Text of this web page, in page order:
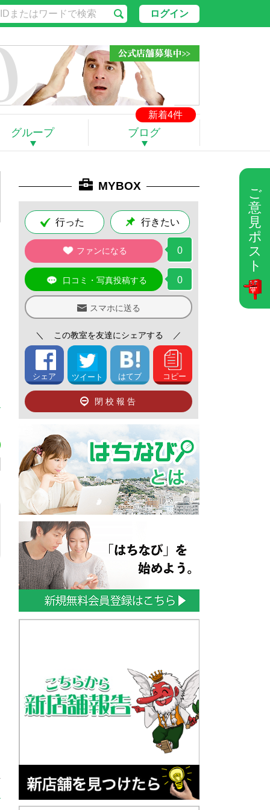
ご
意
見
ポ
ス
ト
ログイン
新着4件
グループ ブログ
MYBOX
行った 行きたい
ファンになる 0
口コミ・写真投稿する 0
スマホに送る
＼ この教室を友達にシェアする ／
シェア ツイート はてブ コピー
閉校報告